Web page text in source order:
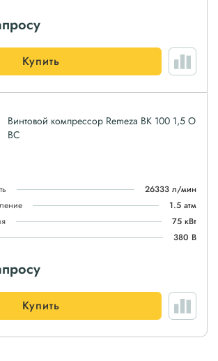
Купить
Винтовой компрессор Remeza ВК 100 1,5 О
ВС
26333 л/мин
1.5 атм
75 кВт
380 В
Купить